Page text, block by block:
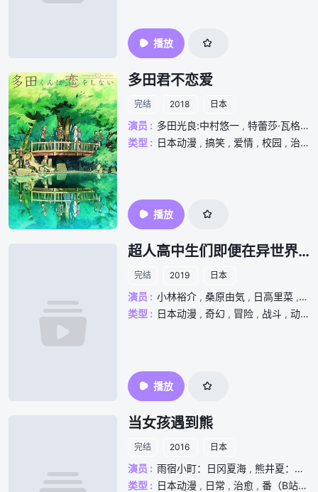
播放
多田君不恋爱
完结 2018 日本
演员 : 多田光良:中村悠一 , 特蕾莎·瓦格纳:石見舞菜香
类型 : 日本动漫 , 搞笑 , 爱情 , 校园 , 治愈
播放
超人高中生们即便在异世界也能从容生存！
完结 2019 日本
演员 : 小林裕介 , 桑原由気 , 日高里菜 , 日
类型 : 日本动漫 , 奇幻 , 冒险 , 战斗 , 动漫
播放
当女孩遇到熊
完结 2016 日本
演员 : 雨宿小町：日冈夏海 , 熊井夏：安元洋贵
类型 : 日本动漫 , 日常 , 治愈 , 番（B站）